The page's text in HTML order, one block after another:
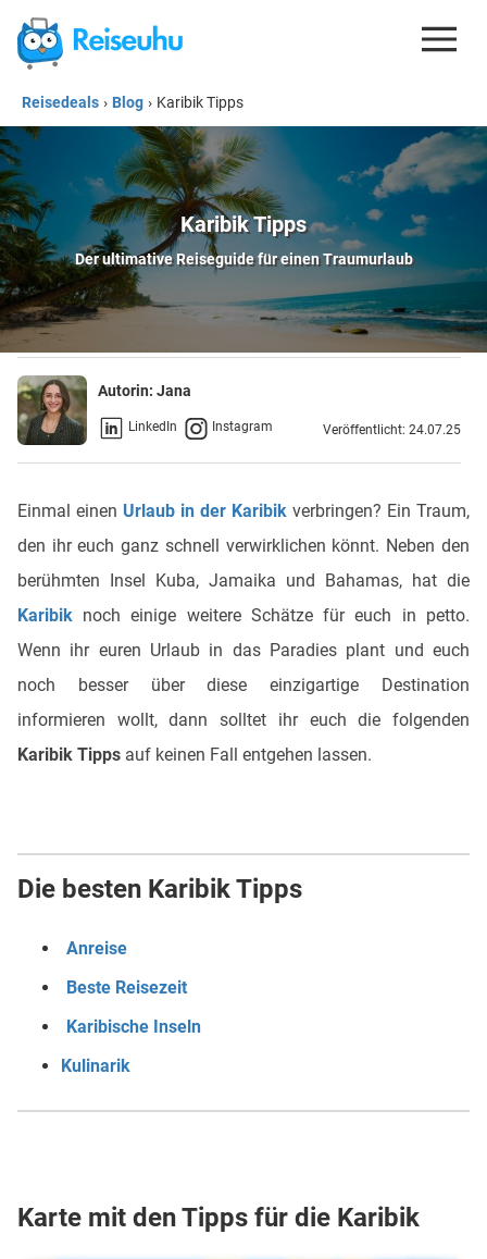
REISEDEALS
GUTSCHEINE
KREDITKARTEN
ESIM
REISEBLOG
Reisedeals › Blog › Karibik Tipps
Karibik Tipps
Der ultimative Reiseguide für einen Traumurlaub
Autorin: Jana
LinkedIn Instagram Veröffentlicht: 24.07.25
Einmal einen Urlaub in der Karibikverbringen? Ein Traum,
den ihr euch ganz schnell verwirklichen könnt. Neben den
berühmten Insel Kuba, Jamaika und Bahamas, hat die
Karibik noch einige weitere Schätze für euch in petto.
Wenn ihr euren Urlaub in das Paradies plant und euch
noch besser über diese einzigartige Destination
informieren wollt, dann solltet ihr euch die folgenden
Karibik Tipps auf keinen Fall entgehen lassen.
Die besten Karibik Tipps
Anreise
Beste Reisezeit
Karibische Inseln
Kulinarik
Karte mit den Tipps für die Karibik